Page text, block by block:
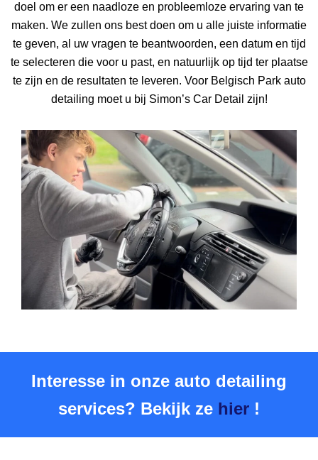
doel om er een naadloze en probleemloze ervaring van te
maken. We zullen ons best doen om u alle juiste informatie
te geven, al uw vragen te beantwoorden, een datum en tijd
te selecteren die voor u past, en natuurlijk op tijd ter plaatse
te zijn en de resultaten te leveren. Voor Belgisch Park auto
detailing moet u bij Simon’s Car Detail zijn!
Interesse in onze auto detailing
services? Bekijk ze hier !